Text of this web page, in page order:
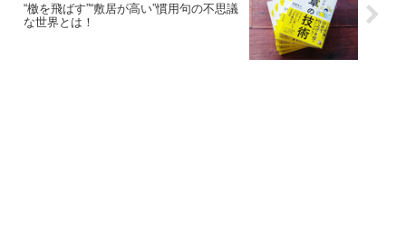
“檄を飛ばす”“敷居が高い”慣用句の不思議
な世界とは！